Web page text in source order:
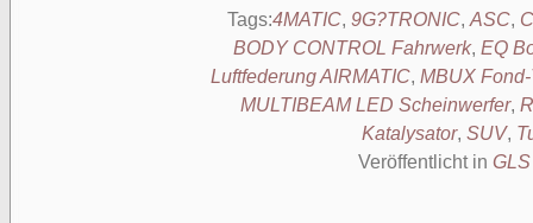
Tags:4MATIC, 9G?TRONIC, ASC,
BODY CONTROL Fahrwerk, EQ
Luftfederung AIRMATIC, MBUX
MULTIBEAM LED Scheinwerfer,
Katalysator, SUV,
Veröffentlicht in GLS